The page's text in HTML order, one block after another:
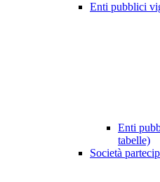
Enti pubblici
Enti
tabelle)
Società